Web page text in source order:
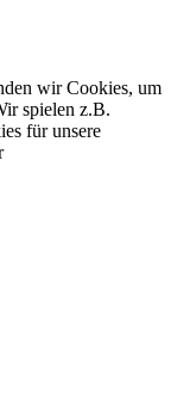
wir Cookies, um
spielen z.B.
für unsere